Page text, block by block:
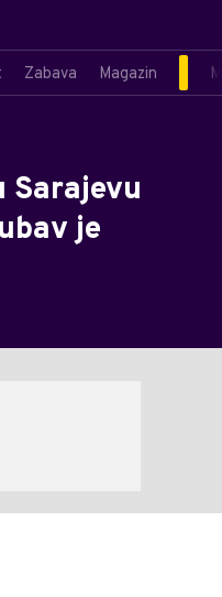
Zabava Magazin
Sarajevu
je